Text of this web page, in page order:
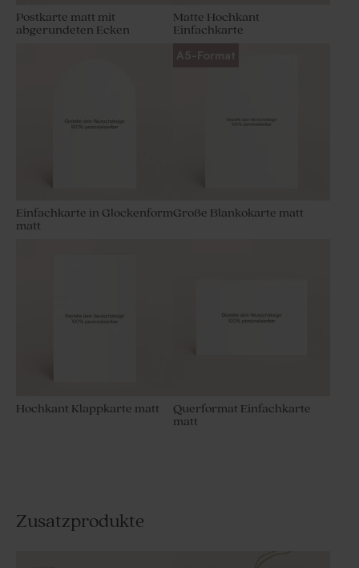
Postkarte matt mit
abgerundeten Ecken
Matte Hochkant
Einfachkarte
Einfachkarte in Glockenform
matt
A5-Format
Große Blankokarte matt
Hochkant Klappkarte matt
Querformat Einfachkarte
matt
Zusatzprodukte